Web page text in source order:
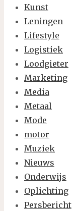
Kunst
Leningen
Lifestyle
Logistiek
Loodgieter
Marketing
Media
Metaal
Mode
motor
Muziek
Nieuws
Onderwijs
Oplichting
Persbericht